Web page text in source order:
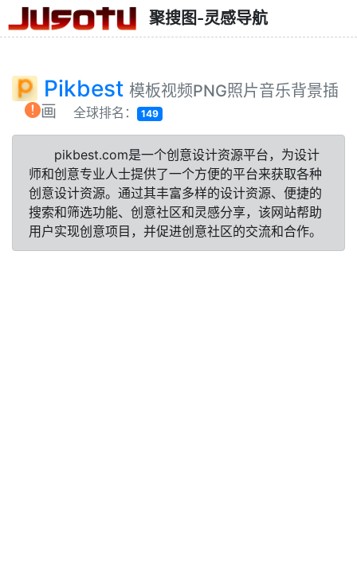
聚搜图-灵感导航
Pikbest 模板视频PNG照片音乐背景插
画
全球排名： 149
pikbest.com是一个创意设计资源平台，为设计
师和创意专业人士提供了一个方便的平台来获取各种
创意设计资源。通过其丰富多样的设计资源、便捷的
搜索和筛选功能、创意社区和灵感分享，该网站帮助
用户实现创意项目，并促进创意社区的交流和合作。